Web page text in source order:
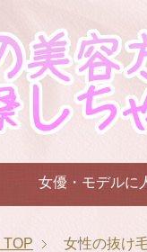
女優・モデルに
TOP 女性の抜け